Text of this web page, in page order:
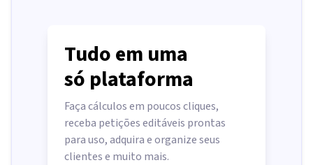
Tudo em uma
só plataforma
Faça cálculos em poucos cliques,
receba petições editáveis prontas
para uso, adquira e organize seus
clientes e muito mais.